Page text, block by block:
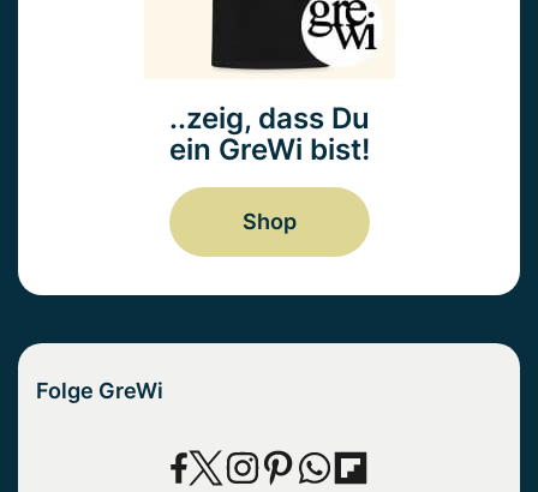
..zeig, dass Du
ein GreWi bist!
Shop
Folge GreWi